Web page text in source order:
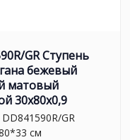
GR Ступень
бежевый
матовый
30x80x0,9
DD841590R/GR
см